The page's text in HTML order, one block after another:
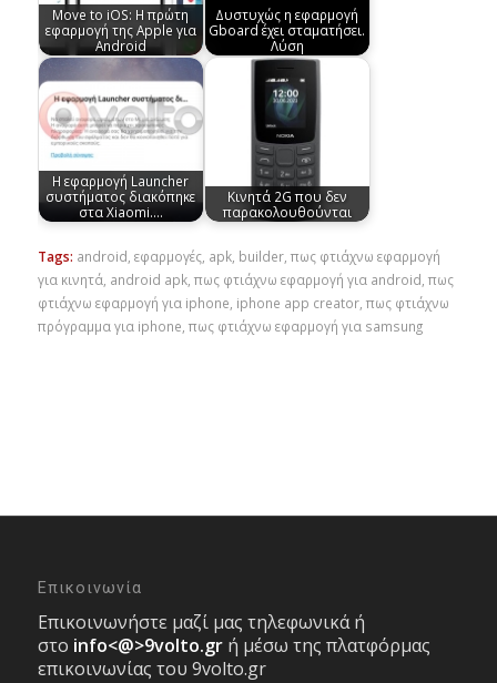
Move to iOS: Η πρώτη
εφαρμογή της Apple για
Android
Δυστυχώς η εφαρμογή
Gboard έχει σταματήσει.
Λύση
Η εφαρμογή Launcher
συστήματος διακόπηκε
στα Xiaomi.…
Κινητά 2G που δεν
παρακολουθούνται
Tags: android εφαρμογές, apk, builder, πως φτιάχνω εφαρμογή
για κινητά android apk, πως φτιάχνω εφαρμογή για android πως
φτιάχνω εφαρμογή για iphone iphone app creator, πως φτιάχνω
πρόγραμμα για iphone πως φτιάχνω εφαρμογή για samsung
Επικοινωνία
Επικοινωνήστε μαζί μας τηλεφωνικά ή
στο info<@>9volto.gr ή μέσω της πλατφόρμας
επικοινωνίας του 9volto.gr